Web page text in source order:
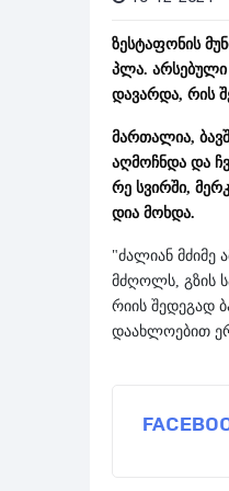
ზეს­ტა­ფო­ნის
პლა. არ­სე­ბუ­ლი
და­ვარ­და, რის
მარ­თა­ლია,
აღ­მოჩ­ნდა და
რე სვირ­ში,
დია მოხ­და.
"ძა­ლი­ან მძი­მე
მძღოლს, გზის
რი­ის შე­დე­გად
და­ახ­ლო­ე­ბით